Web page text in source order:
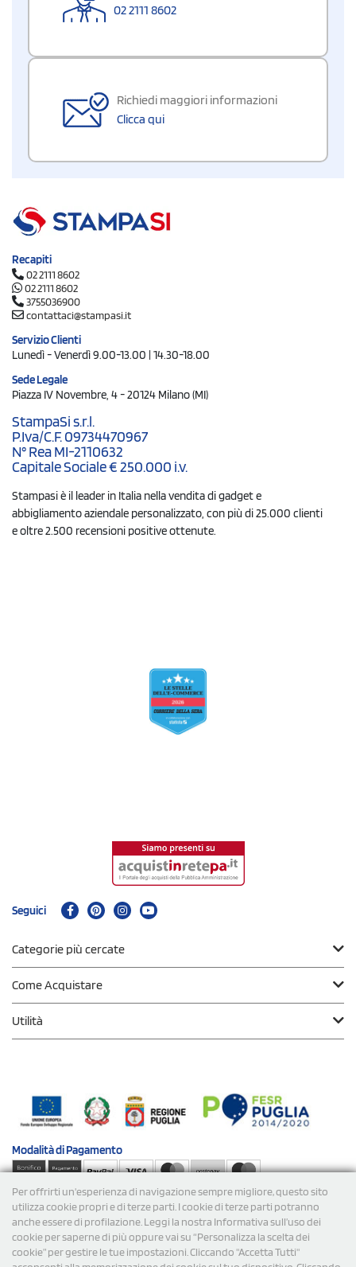
Per offrirti un'esperienza di navigazione sempre migliore, questo sito
utilizza cookie propri e di terze parti. I cookie di terze parti potranno
anche essere di profilazione. Leggi la nostra Informativa sull’uso dei
cookie per saperne di più oppure vai su “Personalizza la scelta dei
cookie” per gestire le tue impostazioni. Cliccando "Accetta Tutti"
02 2111 8602
Richiedi maggiori informazioni
Clicca qui
Recapiti
02 2111 8602
02 2111 8602
3755036900
contattaci@stampasi.it
Servizio Clienti
Lunedì - Venerdì 9.00-13.00 | 14.30-18.00
Sede Legale
Piazza IV Novembre, 4 - 20124 Milano (MI)
StampaSi s.r.l.
P.Iva/C.F. 09734470967
N° Rea MI-2110632
Capitale Sociale € 250.000 i.v.
Stampasi è il leader in Italia nella vendita di gadget e
abbigliamento aziendale personalizzato, con più di 25.000 clienti
e oltre 2.500 recensioni positive ottenute.
Seguici
Categorie più cercate
Come Acquistare
Utilità
Modalità diPagamento
Spedizioni